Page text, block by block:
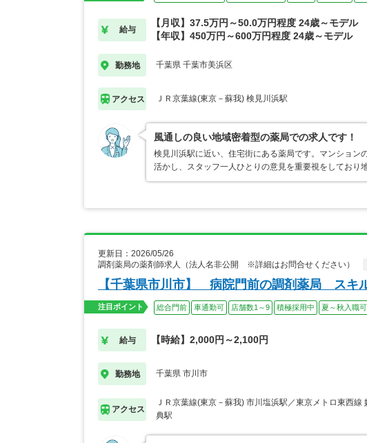
給与
【月収】37.5万円～50.0万円程度 24歳～モデル
【年収】450万円～600万円程度 24歳～モデル
勤務地 千葉県 千葉市美浜区
アクセス ＪＲ京葉線(東京－蘇我) 検見川浜駅
風通しの良い地域密着型の薬局での求人です！
検見川浜駅に近い、住宅街にある薬局です。マンション
活かし、スタッフ一人ひとりの意見を重要視をしてお
更新日：2026/05/26
調剤薬局の薬剤師求人（法人名非公開 ※詳細はお問合せください）
【千葉県市川市】 病院門前の調剤薬局 スキ
注目ポイント 総合門前 車通勤可 店舗数1～9 積極採用中 夏～秋入職可
給与 【時給】2,000円～2,100円
勤務地 千葉県 市川市
アクセス
ＪＲ京葉線(東京－蘇我) 市川塩浜駅／東京メトロ東西線
典駅